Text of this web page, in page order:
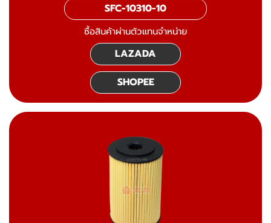
SFC-10310-10
ซื้อสินค้าผ่านตัวแทนจำหน่าย
LAZADA
SHOPEE